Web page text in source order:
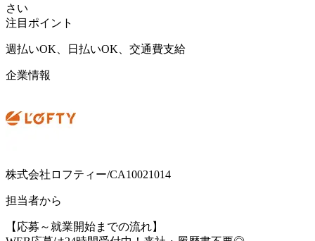
さい
注目ポイント
週払いOK、日払いOK、交通費支給
企業情報
株式会社ロフティー/CA10021014
担当者から
【応募～就業開始までの流れ】